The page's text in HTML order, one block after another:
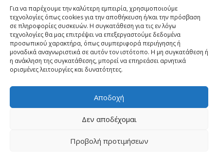
Για να παρέχουμε την καλύτερη εμπειρία, χρησιμοποιούμε
τεχνολογίες όπως cookies για την αποθήκευση ή/και την πρόσβαση
σε πληροφορίες συσκευών. Η συγκατάθεση για τις εν λόγω
τεχνολογίες θα μας επιτρέψει να επεξεργαστούμε δεδομένα
προσωπικού χαρακτήρα, όπως συμπεριφορά περιήγησης ή
μοναδικά αναγνωριστικά σε αυτόν τον ιστότοπο. Η μη συγκατάθεση ή
η ανάκληση της συγκατάθεσης, μπορεί να επηρεάσει αρνητικά
ορισμένες λειτουργίες και δυνατότητες.
Αποδοχή
Δεν αποδέχομαι
Προβολή προτιμήσεων